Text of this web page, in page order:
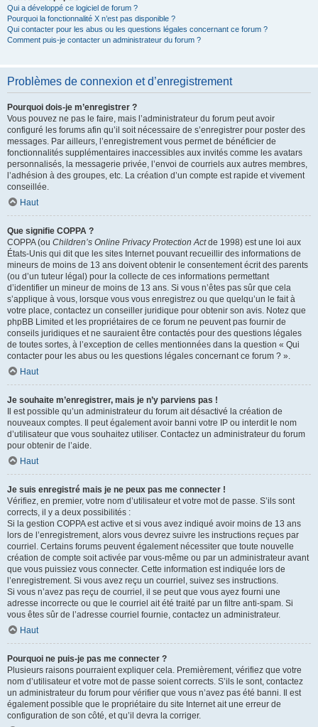
Qui a développé ce logiciel de forum ?
Pourquoi la fonctionnalité X n’est pas disponible ?
Qui contacter pour les abus ou les questions légales concernant ce forum ?
Comment puis-je contacter un administrateur du forum ?
Problèmes de connexion et d’enregistrement
Pourquoi dois-je m’enregistrer ?
Vous pouvez ne pas le faire, mais l’administrateur du forum peut avoir
configuré les forums afin qu’il soit nécessaire de s’enregistrer pour poster des
messages. Par ailleurs, l’enregistrement vous permet de bénéficier de
fonctionnalités supplémentaires inaccessibles aux invités comme les avatars
personnalisés, la messagerie privée, l’envoi de courriels aux autres membres,
l’adhésion à des groupes, etc. La création d’un compte est rapide et vivement
conseillée.
Haut
Que signifie COPPA ?
COPPA (ou Children’s Online Privacy Protection Actde 1998) est une loi aux
États-Unis qui dit que les sites Internet pouvant recueillir des informations de
mineurs de moins de 13 ans doivent obtenir le consentement écrit des parents
(ou d’un tuteur légal) pour la collecte de ces informations permettant
d’identifier un mineur de moins de 13 ans. Si vous n’êtes pas sûr que cela
s’applique à vous, lorsque vous vous enregistrez ou que quelqu’un le fait à
votre place, contactez un conseiller juridique pour obtenir son avis. Notez que
phpBB Limited et les propriétaires de ce forum ne peuvent pas fournir de
conseils juridiques et ne sauraient être contactés pour des questions légales
de toutes sortes, à l’exception de celles mentionnées dans la question « Qui
contacter pour les abus ou les questions légales concernant ce forum ? ».
Haut
Je souhaite m’enregistrer, mais je n’y parviens pas !
Il est possible qu’un administrateur du forum ait désactivé la création de
nouveaux comptes. Il peut également avoir banni votre IP ou interdit le nom
d’utilisateur que vous souhaitez utiliser. Contactez un administrateur du forum
pour obtenir de l’aide.
Haut
Je suis enregistré mais je ne peux pas me connecter !
Vérifiez, en premier, votre nom d’utilisateur et votre mot de passe. S’ils sont
corrects, il y a deux possibilités :
Si la gestion COPPA est active et si vous avez indiqué avoir moins de 13 ans
lors de l’enregistrement, alors vous devrez suivre les instructions reçues par
courriel. Certains forums peuvent également nécessiter que toute nouvelle
création de compte soit activée par vous-même ou par un administrateur avant
que vous puissiez vous connecter. Cette information est indiquée lors de
l’enregistrement. Si vous avez reçu un courriel, suivez ses instructions.
Si vous n’avez pas reçu de courriel, il se peut que vous ayez fourni une
adresse incorrecte ou que le courriel ait été traité par un filtre anti-spam. Si
vous êtes sûr de l’adresse courriel fournie, contactez un administrateur.
Haut
Pourquoi ne puis-je pas me connecter ?
Plusieurs raisons pourraient expliquer cela. Premièrement, vérifiez que votre
nom d’utilisateur et votre mot de passe soient corrects. S’ils le sont, contactez
un administrateur du forum pour vérifier que vous n’avez pas été banni. Il est
également possible que le propriétaire du site Internet ait une erreur de
configuration de son côté, et qu’il devra la corriger.